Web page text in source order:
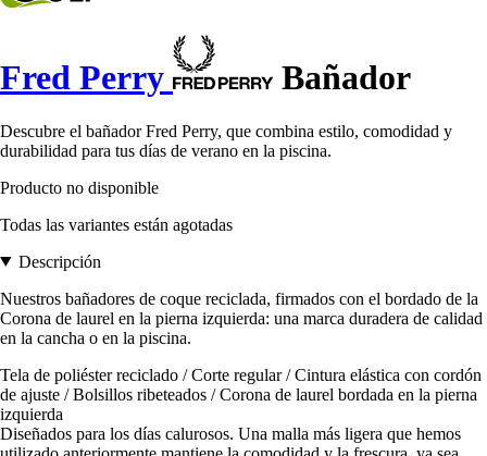
Fred Perry Bañador
Descubre el bañador Fred Perry, que combina estilo, comodidad y
durabilidad para tus días de verano en la piscina.
Producto no disponible
Todas las variantes están agotadas
Descripción
Nuestros bañadores de coque reciclada, firmados con el bordado de la
Corona de laurel en la pierna izquierda: una marca duradera de calidad
en la cancha o en la piscina.
Tela de poliéster reciclado / Corte regular / Cintura elástica con cordón
de ajuste / Bolsillos ribeteados / Corona de laurel bordada en la pierna
izquierda
Diseñados para los días calurosos. Una malla más ligera que hemos